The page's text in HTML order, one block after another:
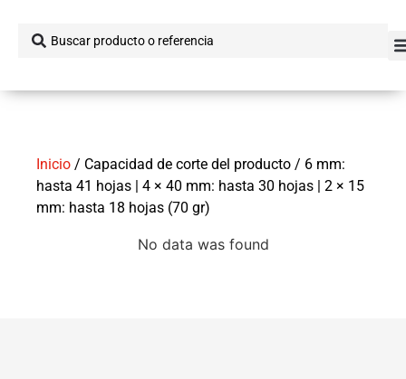
Inicio / Capacidad de corte del producto / 6 mm:
hasta 41 hojas | 4 × 40 mm: hasta 30 hojas | 2 × 15
mm: hasta 18 hojas (70 gr)
No data was found